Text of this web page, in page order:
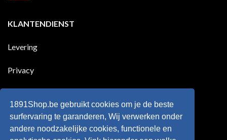
land
scoort
nog
eens
tegen
Wie
is
Haaland,
Europese
KLANTENDIENST
Levering
Privacy
Retourneren
1891Shop.be gebruikt cookies om je de beste
surfervaring te garanderen, Wij verwerken onder
andere noodzakelijke cookies, functionele en